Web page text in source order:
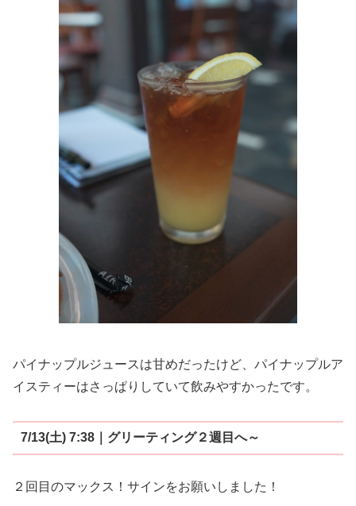
パイナップルジュースは甘めだったけど、パイナップルア
イスティーはさっぱりしていて飲みやすかったです。
7/13(土) 7:38｜グリーティング２週目へ～
２回目のマックス！サインをお願いしました！